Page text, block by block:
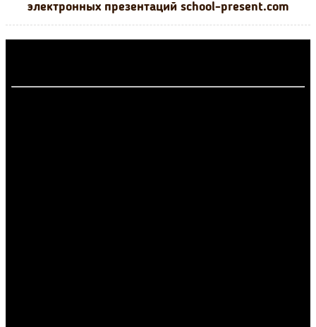
электронных презентаций school-present.com